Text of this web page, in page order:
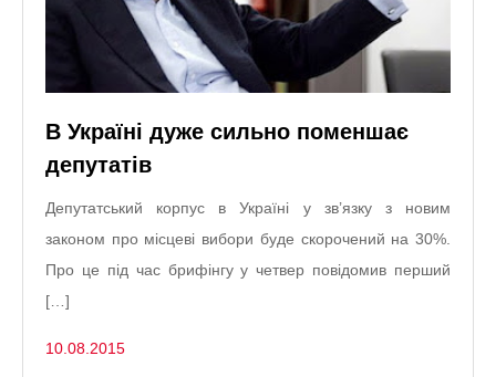
В Україні дуже сильно поменшає
депутатів
Депутатський корпус в Україні у зв’язку з новим
законом про місцеві вибори буде скорочений на 30%.
Про це під час брифінгу у четвер повідомив перший
[…]
10.08.2015